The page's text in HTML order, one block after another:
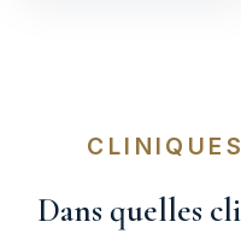
Dans quelles